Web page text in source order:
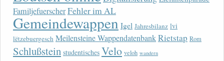
FamiljefuerscherFehler im AL
Gemeindewappen Igel Jahresbilanz lvi
lëtzebuergesch Meilensteine WappendatenbankRietstap Rom
Schlußstein studentisches Velo veloh wandern